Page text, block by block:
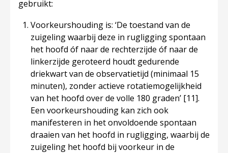
gebruikt:
Voorkeurshouding is: ‘De toestand van de
zuigeling waarbij deze in rugligging spontaan
het hoofd óf naar de rechterzijde óf naar de
linkerzijde geroteerd houdt gedurende
driekwart van de observatietijd (minimaal 15
minuten), zonder actieve rotatiemogelijkheid
van het hoofd over de volle 180 graden’ [11].
Een voorkeurshouding kan zich ook
manifesteren in het onvoldoende spontaan
draaien van het hoofd in rugligging, waarbij de
zuigeling het hoofd bij voorkeur in de